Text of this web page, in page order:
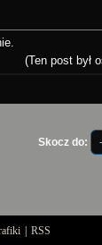
(Ten post był
Skocz do:
RSS